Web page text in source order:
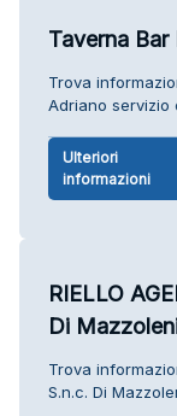
Taverna
Trova
Adriano servizio
Ulteriori
informazioni
RIELLO
Di
Trova
S.n.c. Di